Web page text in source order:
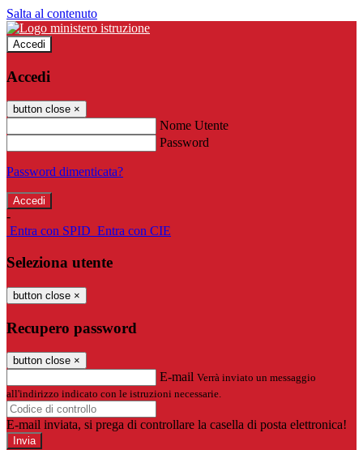
Salta al contenuto
Accedi
Accedi
button close ×
Nome Utente
Password
Password dimenticata?
-
Entra con SPID Entra con CIE
Seleziona utente
button close ×
Recupero password
button close ×
E-mail Verrà inviato un messaggio
all'indirizzo indicato con le istruzioni necessarie.
E-mail inviata, si prega di controllare la casella di posta elettronica!